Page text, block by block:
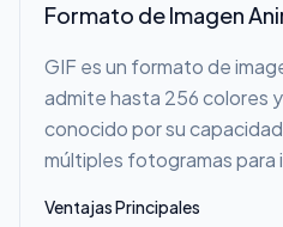
Formato de Imagen
GIF es un formato de
admite hasta 256 colores
conocido por su
múltiples fotogramas para
Ventajas Principales